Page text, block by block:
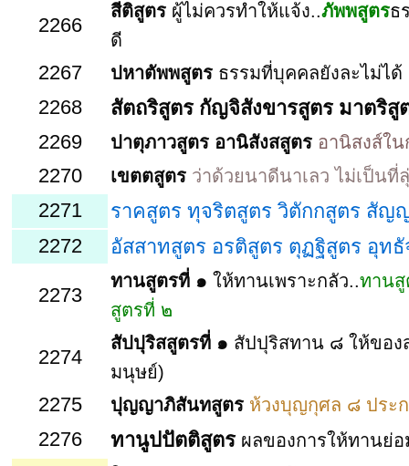
2266
สีติสูตร ผู้ไม่ควรทำให้แจ้ง..ภัพพสูตรธ
ดี
2267 ปหาตัพพสูตร ธรรมที่บุคคลยังละไม่ได้
2268
สัตถริสูตร กัญจิสังขารสูตร มาตริสู
2269
ปาตุภาวสูตร อานิสังสสูตร อานิสงส์ใน
2270 เขตตสูตร ว่าด้วยนาดีนาเลว ไม่เป็น
2271
ราคสูตร ทุจริตสูตร วิตักกสูตร สัญ
2272
อัสสาทสูตร อรติสูตร ตุฏฐิสูตร อุท
2273
ทานสูตรที่ ๑ ให้ทานเพราะกลัว..ทาน
สูตรที่ ๒
2274
สัปปุริสสูตรที่ ๑ สัปปุริสทาน ๘ ให้ขอ
มนุษย์)
2275 ปุญญาภิสันทสูตร ห้วงบุญกุศล ๘ ประ
2276 ทานูปปัตติสูตร ผลของการให้ทานย่